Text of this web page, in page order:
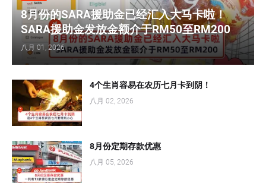
8月份的SARA援助金已经汇入大马卡啦！
SARA援助金发放金额介于RM50至RM200
八月 01, 2026
4个生肖容易在农历七月卡到阴！
八月 02, 2026
8月份定期存款优惠
八月 05, 2026